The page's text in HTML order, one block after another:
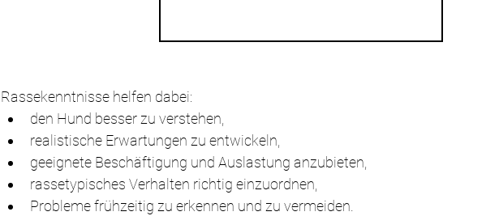
Rassekenntnisse helfen dabei:
den Hund besser zu verstehen,
realistische Erwartungen zu entwickeln,
geeignete Beschäftigung und Auslastung anzubieten,
rassetypisches Verhalten richtig einzuordnen,
Probleme frühzeitig zu erkennen und zu vermeiden.